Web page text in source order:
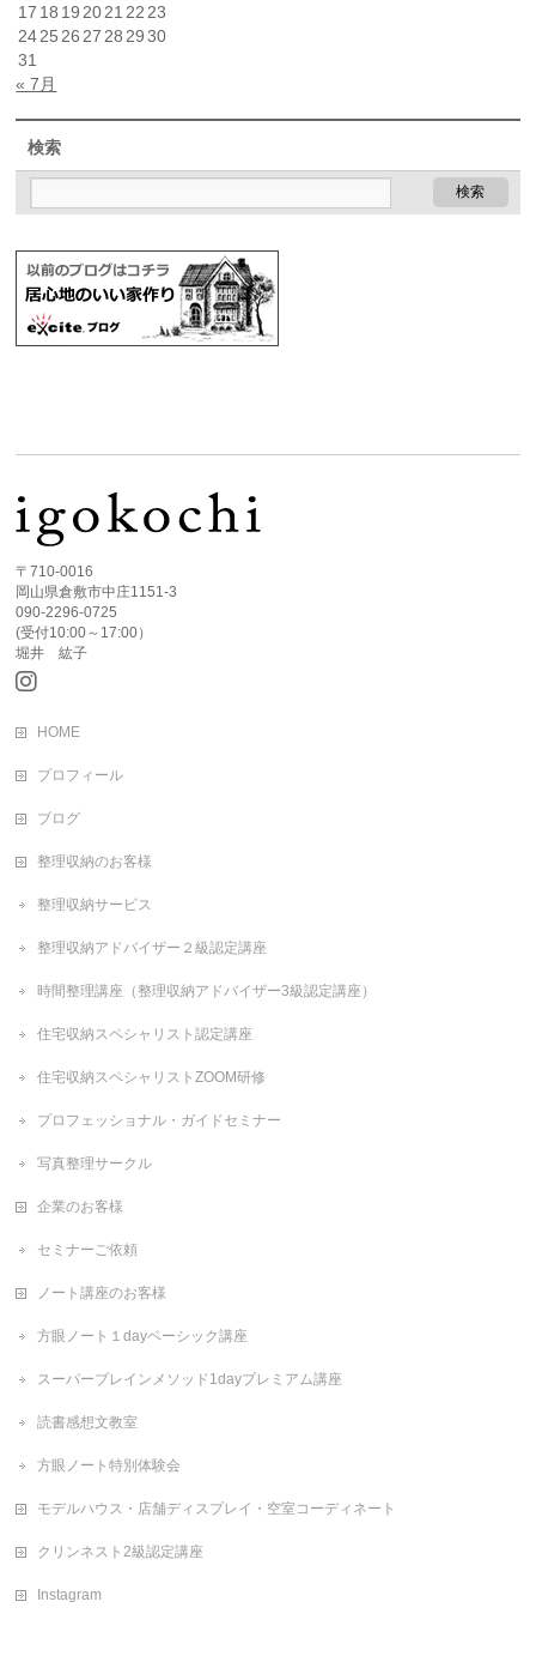
17 18 19 2021 22 23
2425 26 27 28 29 30
31
« 7月
検索
〒710-0016
岡山県倉敷市中庄1151-3
090-2296-0725
(受付10:00～17:00）
堀井 紘子
HOME
プロフィール
ブログ
整理収納のお客様
整理収納サービス
整理収納アドバイザー２級認定講座
時間整理講座（整理収納アドバイザー3級認定講座）
住宅収納スペシャリスト認定講座
住宅収納スペシャリストZOOM研修
プロフェッショナル・ガイドセミナー
写真整理サークル
企業のお客様
セミナーご依頼
ノート講座のお客様
方眼ノート１dayベーシック講座
スーパーブレインメソッド1dayプレミアム講座
読書感想文教室
方眼ノート特別体験会
モデルハウス・店舗ディスプレイ・空室コーディネート
クリンネスト2級認定講座
Instagram